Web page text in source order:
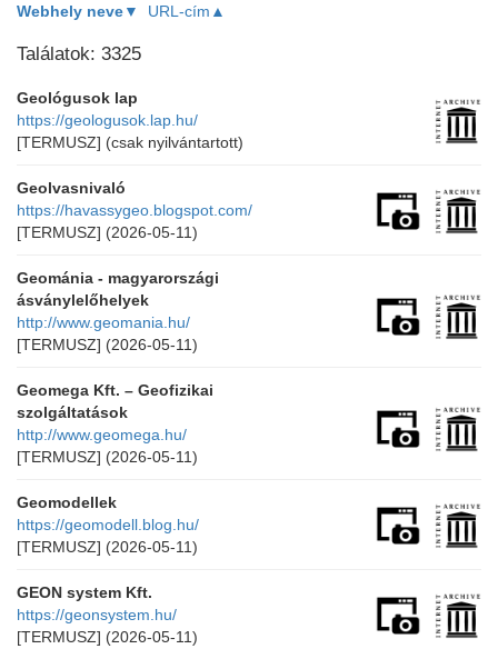
Webhely neve▼ URL-cím▲
Találatok: 3325
Geológusok lap
https://geologusok.lap.hu/
[TERMUSZ] (csak nyilvántartott)
Geolvasnivaló
https://havassygeo.blogspot.com/
[TERMUSZ] (2026-05-11)
Geománia - magyarországi
ásványlelőhelyek
http://www.geomania.hu/
[TERMUSZ] (2026-05-11)
Geomega Kft. – Geofizikai
szolgáltatások
http://www.geomega.hu/
[TERMUSZ] (2026-05-11)
Geomodellek
https://geomodell.blog.hu/
[TERMUSZ] (2026-05-11)
GEON system Kft.
https://geonsystem.hu/
[TERMUSZ] (2026-05-11)